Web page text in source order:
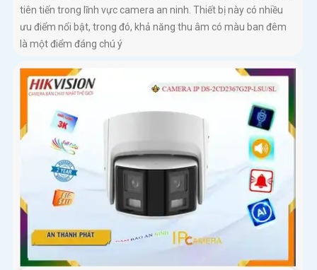
tiên tiến trong lĩnh vực camera an ninh. Thiết bị này có nhiều
ưu điểm nổi bật, trong đó, khả năng thu âm có màu ban đêm
là một điểm đáng chú ý